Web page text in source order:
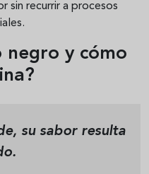
sin recurrir a procesos
negro y cómo
su sabor resulta